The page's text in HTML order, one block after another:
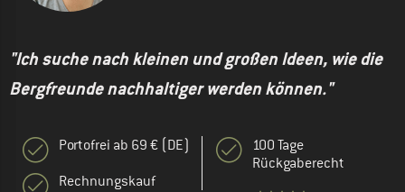
"Ich suche nach kleinen und großen Ideen, wie die
Bergfreunde nachhaltiger werden können."
Portofrei ab 69 € (DE)
Rechnungskauf
100 Tage
Rückgaberecht